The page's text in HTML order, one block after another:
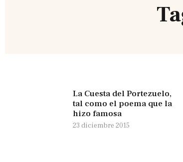
La Cuesta del Portezuelo,
tal como el poema que la
hizo famosa
23 diciembre 2015